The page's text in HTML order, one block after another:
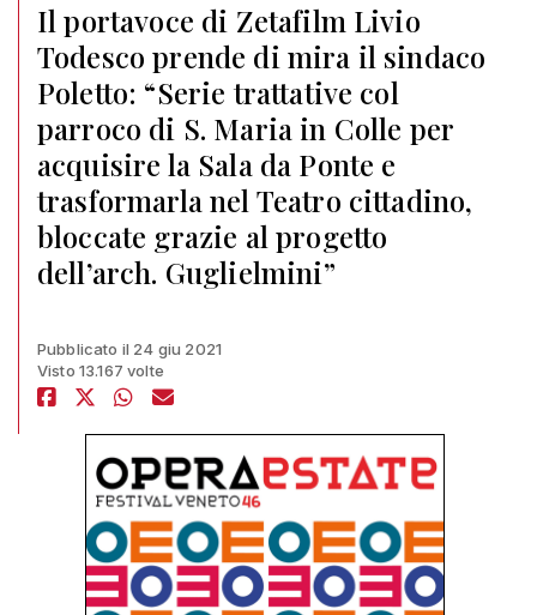
Il portavoce di Zetafilm Livio
Todesco prende di mira il sindaco
Poletto: “Serie trattative col
parroco di S. Maria in Colle per
acquisire la Sala da Ponte e
trasformarla nel Teatro cittadino,
bloccate grazie al progetto
dell’arch. Guglielmini”
Pubblicato il 24 giu 2021
Visto 13.167 volte